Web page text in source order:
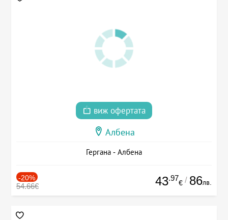
виж офертата
Албена
Гергана - Албена
-20%
54.66€ 43.97
€ / 86лв.